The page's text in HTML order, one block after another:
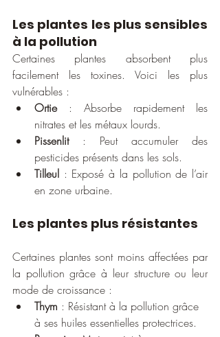
Les plantes les plus sensibles
à la pollution
Certaines plantes absorbent plus
facilement les toxines. Voici les plus
vulnérables :
Ortie : Absorbe rapidement les
nitrates et les métaux lourds.
Pissenlit : Peut accumuler des
pesticides présents dans les sols.
Tilleul : Exposé à la pollution de l’air
en zone urbaine.
Les plantes plus résistantes
Certaines plantes sont moins affectées par
la pollution grâce à leur structure ou leur
mode de croissance :
Thym : Résistant à la pollution grâce
à ses huiles essentielles protectrices.